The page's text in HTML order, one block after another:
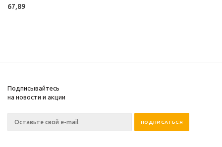
67,89
Подписывайтесь
на новости и акции